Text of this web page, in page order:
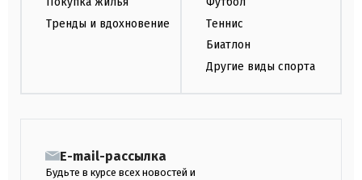
Тренды и вдохновение
Теннис
Биатлон
Другие виды спорта
E-mail-рассылка
Будьте в курсе всех новостей и